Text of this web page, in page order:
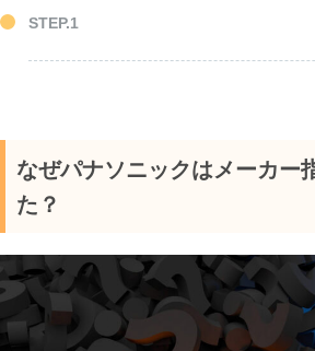
なぜパナソニックはメーカー
た？